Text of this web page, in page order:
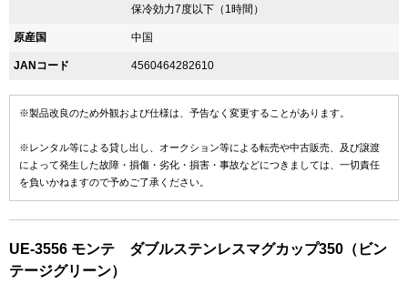
保冷効力7度以下（1時間）
原産国 中国
JANコード 4560464282610
※製品改良のため外観および仕様は、予告なく変更することがあります。
※レンタル等による貸し出し、オークション等による転売や中古販売、及び譲渡
によって発生した故障・損傷・劣化・損害・事故などにつきましては、一切責任
を負いかねますので予めご了承ください。
UE-3556 モンテ ダブルステンレスマグカップ350（ビン
テージグリーン）